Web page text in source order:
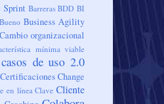
Sprint Barreras BDD BI
Bueno Business Agility
Cambio organizacional
mínima viable
casos de uso 2.0
CertificacionesChange
en línea Clave Cliente